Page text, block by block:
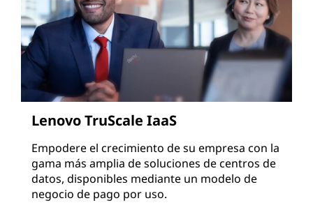
Lenovo TruScale IaaS
Empodere el crecimiento de su empresa con la
gama más amplia de soluciones de centros de
datos, disponibles mediante un modelo de
negocio de pago por uso.